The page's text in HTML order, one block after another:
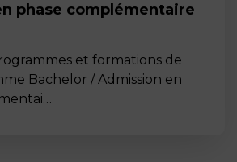
phase complémentaire
et formations de
Bachelor / Admission en